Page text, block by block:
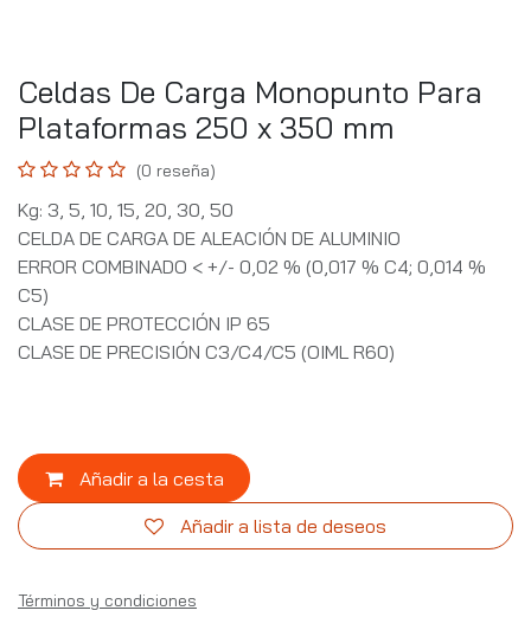
Celdas De Carga Monopunto Para
Plataformas 250 x 350 mm
(0 reseña)
Kg: 3, 5, 10, 15, 20, 30, 50
CELDA DE CARGA DE ALEACIÓN DE ALUMINIO
ERROR COMBINADO < +/- 0,02 % (0,017 % C4; 0,014 %
C5)
CLASE DE PROTECCIÓN IP 65
CLASE DE PRECISIÓN C3/C4/C5 (OIML R60)
Añadir a la cesta
Añadir a lista de deseos
Términos y condiciones